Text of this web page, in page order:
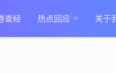
查经 热点回应 关于